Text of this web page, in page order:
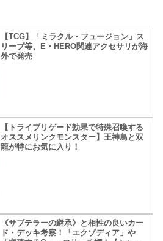
【TCG】「ミラクル・フュージョン」ス
リーブ等、E・HERO関連アクセサリが海
外で発売
【トライブリゲード効果で特殊召喚する
オススメリンクモンスター】王神鳥と双
龍が特にお気に入り！
《サブテラーの継承》と相性の良いカー
ド・デッキ考察！「エクゾディア」や